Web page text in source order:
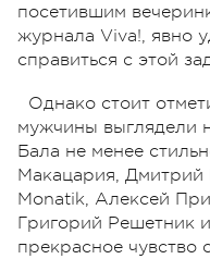
посетившим
журнала Viva!, явно
справиться с этой
Однако стоит
мужчины выглядели
Бала не менее
Макацария, Дмитрий
Monatik, Алексей
Григорий Решетник
прекрасное чувство